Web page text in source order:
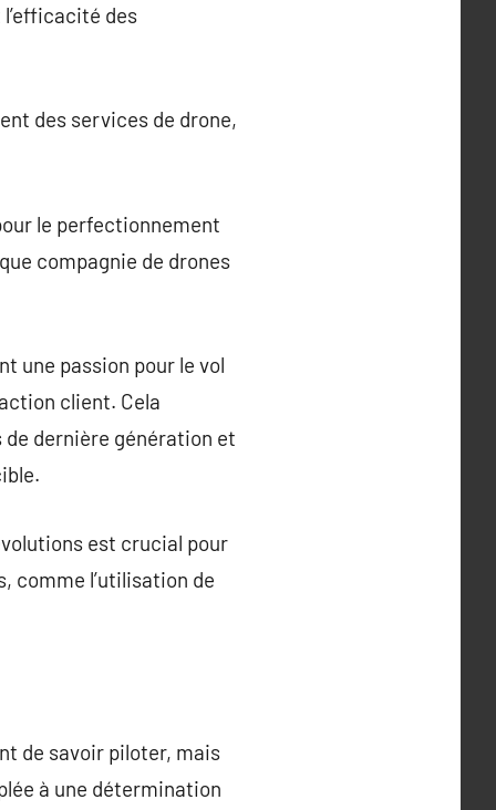
des
des services de drone,
le perfectionnement
compagnie de drones
une passion pour le vol
client. Cela
de dernière génération et
est crucial pour
comme l’utilisation de
de savoir piloter, mais
à une détermination